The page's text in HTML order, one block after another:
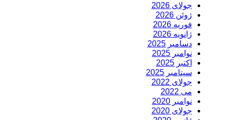
جولای 2026
ژوئن 2026
فوریه 2026
ژانویه 2026
دسامبر 2025
نوامبر 2025
اکتبر 2025
سپتامبر 2025
جولای 2022
می 2022
نوامبر 2020
جولای 2020